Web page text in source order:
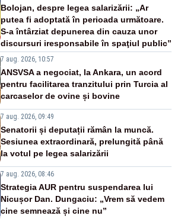
Bolojan, despre legea salarizării: „Ar
putea fi adoptată în perioada următoare.
S-a întârziat depunerea din cauza unor
discursuri iresponsabile în spaţiul public”
7 aug. 2026, 10:57
ANSVSA a negociat, la Ankara, un acord
pentru facilitarea tranzitului prin Turcia al
carcaselor de ovine și bovine
7 aug. 2026, 09:49
Senatorii și deputații rămân la muncă.
Sesiunea extraordinară, prelungită până
la votul pe legea salarizării
7 aug. 2026, 08:46
Strategia AUR pentru suspendarea lui
Nicușor Dan. Dungaciu: „Vrem să vedem
cine semnează și cine nu”